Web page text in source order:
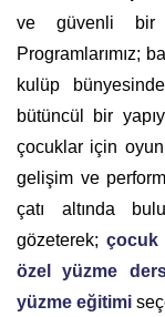
ve güvenli bir
Programlarımız;
kulüp
bütüncül bir
çocuklar için
gelişim ve
çatı altında
gözeterek; çocuk
özel yüzme
yüzme eğitimi